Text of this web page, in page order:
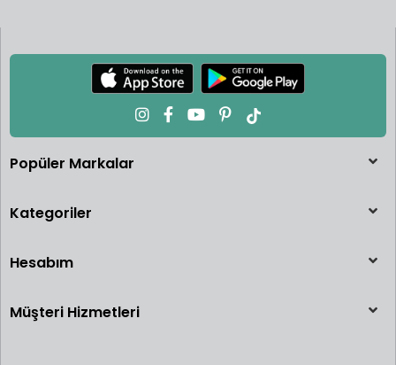
Popüler Markalar
Kategoriler
Hesabım
Müşteri Hizmetleri